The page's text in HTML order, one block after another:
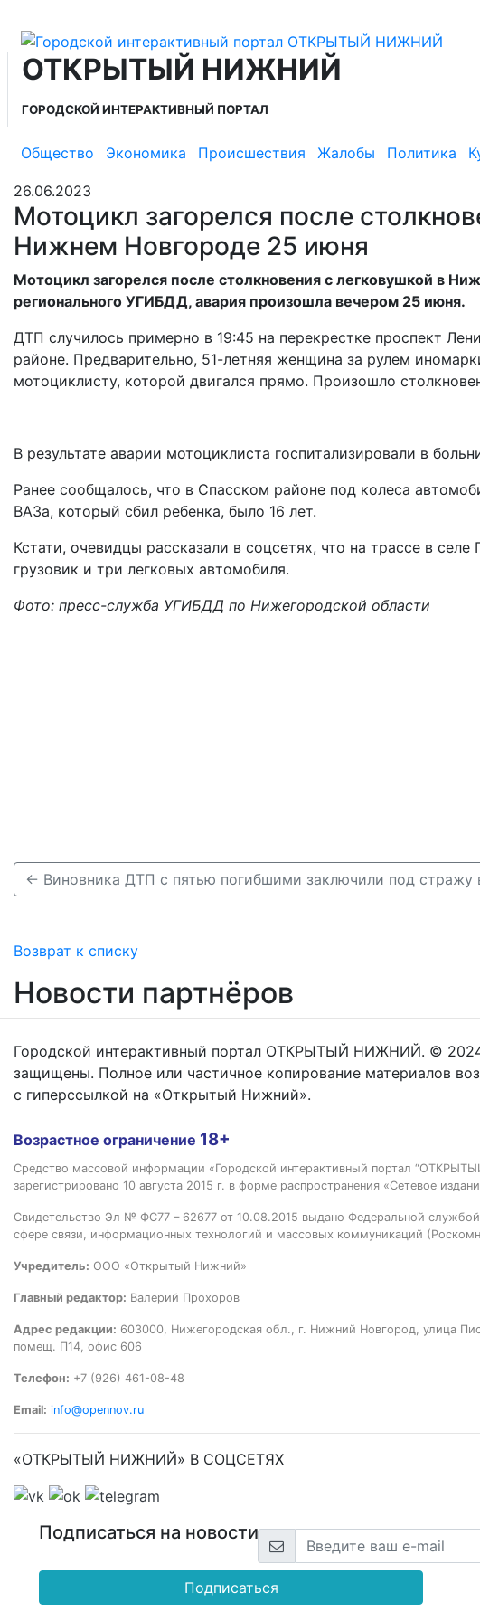
ОТКРЫТЫЙ НИЖНИЙ
ГОРОДСКОЙ ИНТЕРАКТИВНЫЙ ПОРТАЛ
Общество Экономика Происшествия Жалобы Политика
26.06.2023
Мотоцикл загорелся после
Нижнем Новгороде 25 июня
Мотоцикл загорелся после столкновения с легковушкой в
регионального УГИБДД, авария произошла вечером 25 июня.
ДТП случилось примерно в 19:45 на перекрестке проспект
районе. Предварительно, 51-летняя женщина за рулем
мотоциклисту, которой двигался прямо. Произошло
В результате аварии мотоциклиста госпитализировали в
Ранее сообщалось, что в Спасском районе под колеса
ВАЗа, который сбил ребенка, было 16 лет.
Кстати, очевидцы рассказали в соцсетях, что на трассе в
грузовик и три легковых автомобиля.
Фото: пресс-служба УГИБДД по Нижегородской области
Возврат к списку
Новости партнёров
Городской интерактивный портал ОТКРЫТЫЙ НИЖНИЙ. ©
защищены. Полное или частичное копирование материалов
с гиперссылкой на «Открытый Нижний».
Возрастное ограничение 18+
Средство массовой информации «Городской интерактивный портал
зарегистрировано 10 августа 2015 г. в форме распространения «Сетевое
Свидетельство Эл № ФС77 – 62677 от 10.08.2015 выдано Федеральной
сфере связи, информационных технологий и массовых коммуникаций
Учредитель: ООО «Открытый Нижний»
Главный редактор: Валерий Прохоров
Адрес редакции: 603000, Нижегородская обл., г. Нижний Новгород, улица
помещ. П14, офис 606
Телефон: +7 (926) 461-08-48
Email: info@opennov.ru
«ОТКРЫТЫЙ НИЖНИЙ» В СОЦСЕТЯХ
Подписаться на новости
Подписаться